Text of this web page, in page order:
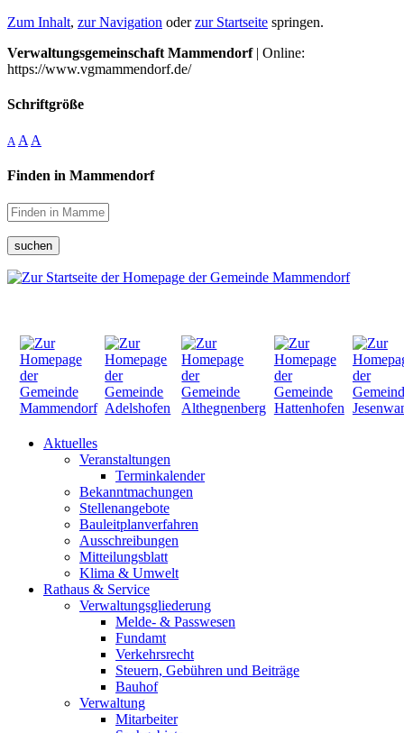
Zum Inhalt, zur Navigation oderzur Startseite springen.
Verwaltungsgemeinschaft Mammendorf| Online:
https://www.vgmammendorf.de/
Schriftgröße
A A A
Finden in Mammendorf
suchen
Aktuelles
Veranstaltungen
Terminkalender
Bekanntmachungen
Stellenangebote
Bauleitplanverfahren
Ausschreibungen
Mitteilungsblatt
Klima & Umwelt
Rathaus & Service
Verwaltungsgliederung
Melde- & Passwesen
Fundamt
Verkehrsrecht
Steuern, Gebühren und Beiträge
Bauhof
Verwaltung
Mitarbeiter